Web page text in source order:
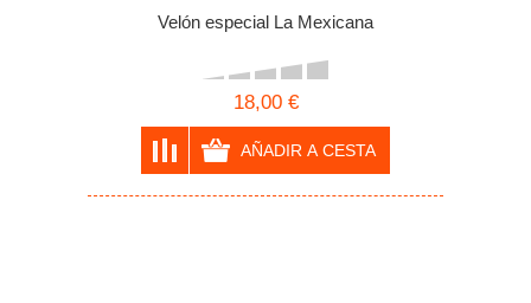
Velón especial La Mexicana
18,00 €